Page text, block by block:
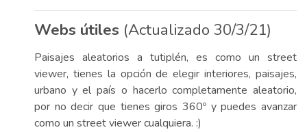
Webs útiles (Actualizado 30/3/21)
Paisajes aleatorios a tutiplén, es como un street
viewer, tienes la opción de elegir interiores, paisajes,
urbano y el país o hacerlo completamente aleatorio,
por no decir que tienes giros 360º y puedes avanzar
como un street viewer cualquiera. :)